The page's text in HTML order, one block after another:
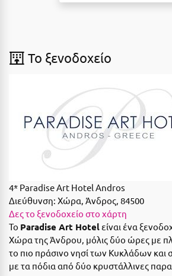
Βόλος
Γαλαξiδι
Γλυφάδα
Γρεβενά
Γύθειο
Δ
Suites
Δες όλες τις προσφορές
Δες όλα τα πακέτα διακοπών
To ξενοδοχείο
4* Paradise Art Hotel Andros
Διεύθυνση: Χώρα, Άνδρος, 84500
Δες το ξενοδοχείο στο χάρτη
Το Paradise Art Hotelείναι ένα
Χώρα της Άνδρου, μόλις δύο ώρες με
το πιο πράσινο νησί των Κυκλάδων και
με τα πόδια από δύο κρυστάλλινες